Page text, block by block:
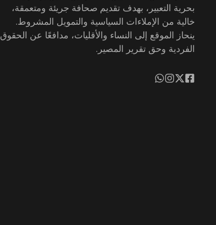
بحرية التعبير، بهدف تقديم صحافة جريئة ومتعمقة،
خالية من الإملاءات السياسية والتمويل المشروط.
ينحاز الموقع إلى النساء والأقليات، مدافعًا عن الحقوق
الفردية وحق تقرير المصير.